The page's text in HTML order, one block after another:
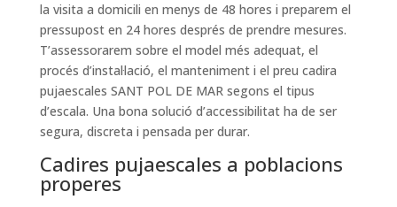
la visita a domicili en menys de 48 hores i preparem el
pressupost en 24 hores després de prendre mesures.
T’assessorarem sobre el model més adequat, el
procés d’instal·lació, el manteniment i el preu cadira
pujaescales SANT POL DE MAR segons el tipus
d’escala. Una bona solució d’accessibilitat ha de ser
segura, discreta i pensada per durar.
Cadires pujaescales a poblacions
properes